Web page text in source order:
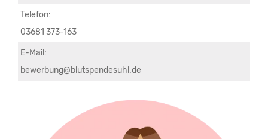
Telefon:
03681 373-163
E-Mail:
bewerbung@blutspendesuhl.de